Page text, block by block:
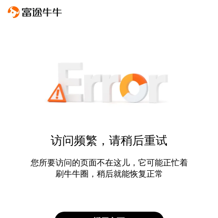
访问频繁，请稍后重试
您所要访问的页面不在这儿，它可能正忙着
刷牛牛圈，稍后就能恢复正常